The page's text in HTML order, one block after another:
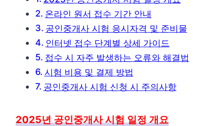
온라인 원서 접수 기간 안내
공인중개사 시험 응시자격 및 준비물
인터넷 접수 단계별 상세 가이드
접수 시 자주 발생하는 오류와 해결법
시험 비용 및 결제 방법
공인중개사 시험 신청 시 주의사항
2025년 공인중개사 시험 일정 개요